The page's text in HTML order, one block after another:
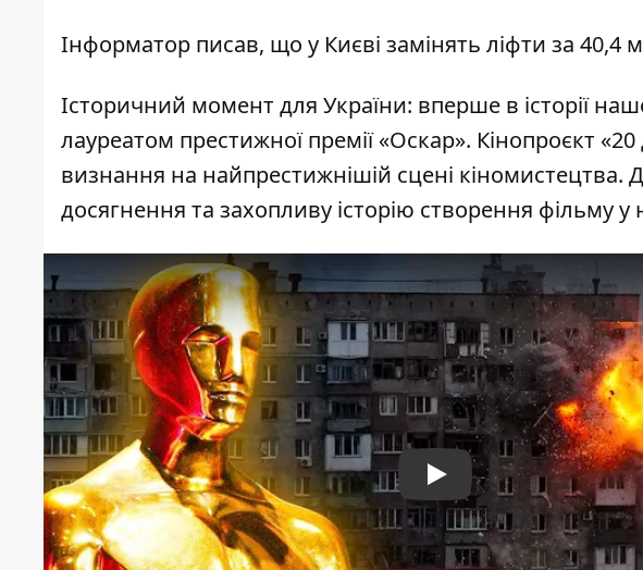
Інформатор писав, що у Києві замінять ліфти за 40,4
Історичний момент для України: вперше в історії
лауреатом престижної премії «Оскар». Кінопроєкт
визнання на найпрестижнішій сцені кіномистецтва.
досягнення та захопливу історію створення фільму
Play